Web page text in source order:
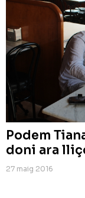
Podem
doni ara
27 maig 2016